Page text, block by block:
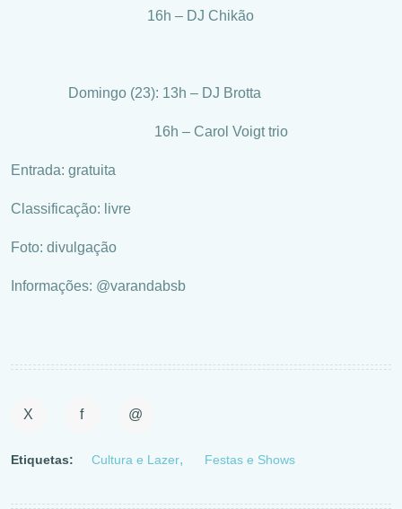
16h – DJ Chikão
Domingo (23): 13h – DJ Brotta
16h – Carol Voigt trio
Entrada: gratuita
Classificação: livre
Foto: divulgação
Informações: @varandabsb
X f @
Etiquetas: Cultura e Lazer Festas e Shows